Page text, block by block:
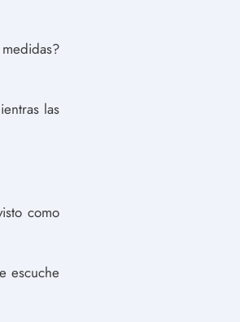
las
como
escuche